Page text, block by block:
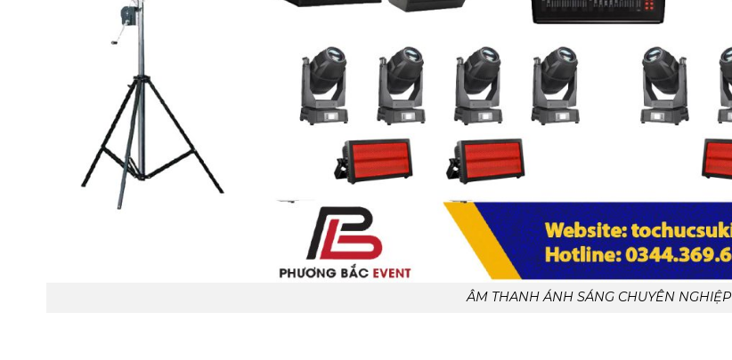
ÂM THANH ÁNH SÁNG CHUYÊN NGHIỆP